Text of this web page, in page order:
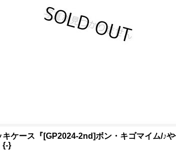
キケース『[GP2024-2nd]ボン・キゴマイム/♪
{-}